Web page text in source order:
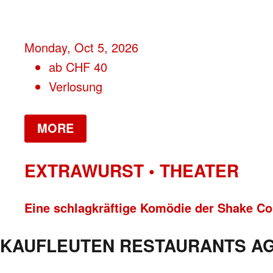
Monday, Oct 5, 2026
ab CHF 40
Verlosung
MORE
EXTRAWURST • THEATER
Eine schlagkräftige Komödie der Shake
KAUFLEUTEN RESTAURANTS